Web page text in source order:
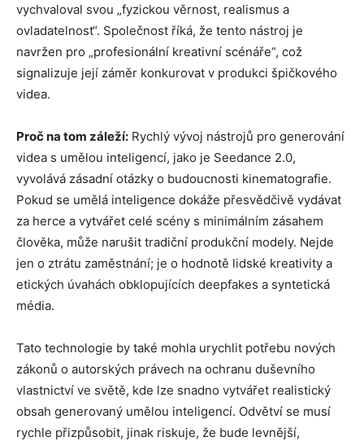
vychvaloval svou „fyzickou věrnost, realismus a
ovladatelnost“. Společnost říká, že tento nástroj je
navržen pro „profesionální kreativní scénáře“, což
signalizuje její záměr konkurovat v produkci špičkového
videa.
Proč na tom záleží: Rychlý vývoj nástrojů pro generování
videa s umělou inteligencí, jako je Seedance 2.0,
vyvolává zásadní otázky o budoucnosti kinematografie.
Pokud se umělá inteligence dokáže přesvědčivě vydávat
za herce a vytvářet celé scény s minimálním zásahem
člověka, může narušit tradiční produkční modely. Nejde
jen o ztrátu zaměstnání; je o hodnotě lidské kreativity a
etických úvahách obklopujících deepfakes a syntetická
média.
Tato technologie by také mohla urychlit potřebu nových
zákonů o autorských právech na ochranu duševního
vlastnictví ve světě, kde lze snadno vytvářet realistický
obsah generovaný umělou inteligencí. Odvětví se musí
rychle přizpůsobit, jinak riskuje, že bude levnější,